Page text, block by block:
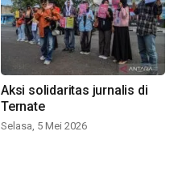
Aksi solidaritas jurnalis di
Ternate
Selasa, 5 Mei 2026